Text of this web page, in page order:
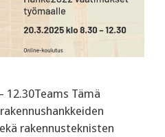
12.30Teams Tämä
rakennusteknisten